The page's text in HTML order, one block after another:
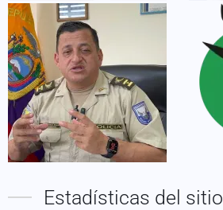
Estadísticas del sitio